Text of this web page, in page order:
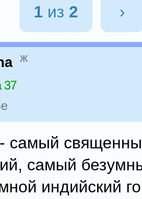
1 из 2 ›
ж
37
самый
самый
индийский